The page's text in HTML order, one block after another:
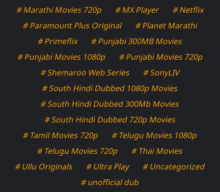
# Marathi Movies 720p
# MX Player
# Netflix
# Paramount Plus Original
# Planet Marathi
# Primeflix
# Punjabi 300MB Movies
# Punjabi Movies 1080p
# Punjabi Movies 720p
# Shemaroo Web Series
# SonyLIV
# South Hindi Dubbed 1080p Movies
# South Hindi Dubbed 300Mb Movies
# South Hindi Dubbed 720p Movies
# Tamil Movies 720p
# Telugu Movies 1080p
# Telugu Movies 720p
# Thai Movies
# Ullu Originals
# Ultra Play
# Uncategorized
# unofficial dub